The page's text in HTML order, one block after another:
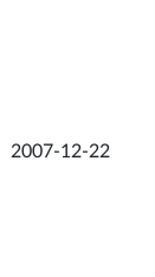
2007-12-22